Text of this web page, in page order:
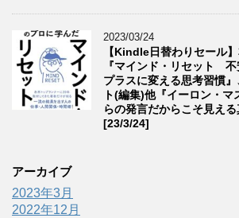
2023/03/24
【Kindle日替わりセール
『マインド・リセット
プラスに変える思考習慣
ト(編集)他『イーロン・
らの発言だからこそ見え
[23/3/24]
アーカイブ
2023年3月
2022年12月